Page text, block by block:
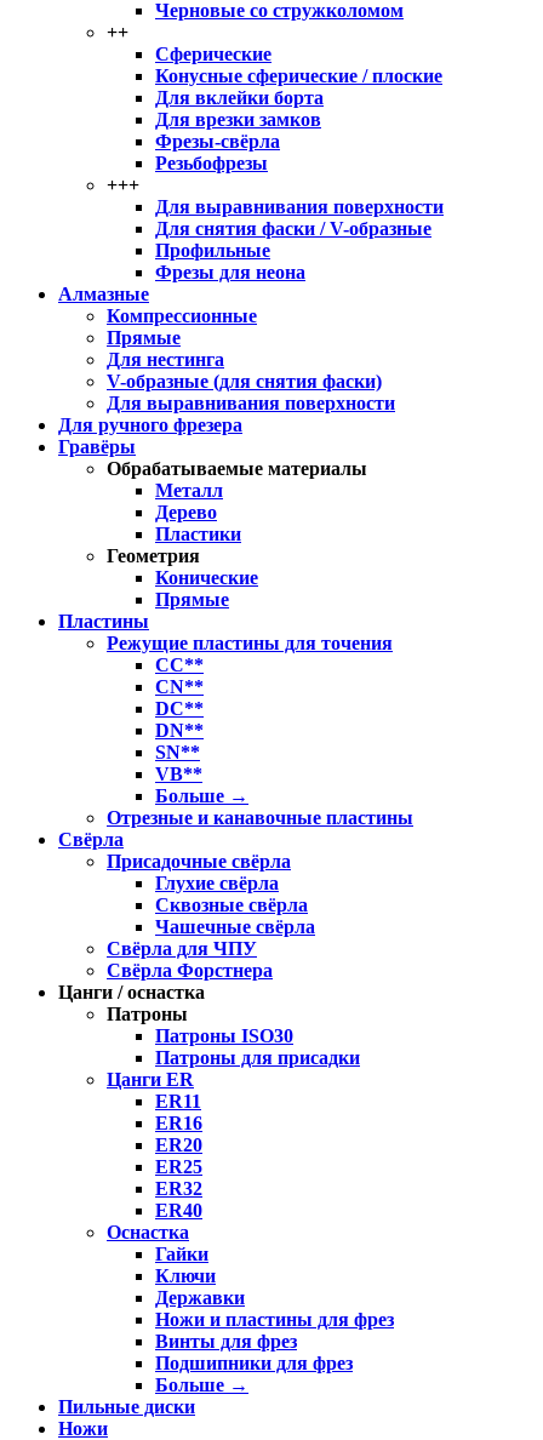
Черновые со стружколомом
++
Сферические
Конусные сферические / плоские
Для вклейки борта
Для врезки замков
Фрезы-свёрла
Резьбофрезы
+++
Для выравнивания поверхности
Для снятия фаски / V-образные
Профильные
Фрезы для неона
Алмазные
Компрессионные
Прямые
Для нестинга
V-образные (для снятия фаски)
Для выравнивания поверхности
Для ручного фрезера
Гравёры
Обрабатываемые материалы
Металл
Дерево
Пластики
Геометрия
Конические
Прямые
Пластины
Режущие пластины для точения
CC**
CN**
DC**
DN**
SN**
VB**
Больше →
Отрезные и канавочные пластины
Свёрла
Присадочные свёрла
Глухие свёрла
Сквозные свёрла
Чашечные свёрла
Свёрла для ЧПУ
Свёрла Форстнера
Цанги / оснастка
Патроны
Патроны ISO30
Патроны для присадки
Цанги ER
ER11
ER16
ER20
ER25
ER32
ER40
Оснастка
Гайки
Ключи
Державки
Ножи и пластины для фрез
Винты для фрез
Подшипники для фрез
Больше →
Пильные диски
Ножи